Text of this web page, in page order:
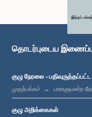
இந்தப்
தொடர்புடைய
குழு நேரலை - பதிவுருத்தப்பட்ட
முதற்பக்கம் பாராளுமன்ற
குழு அறிக்கைகள்